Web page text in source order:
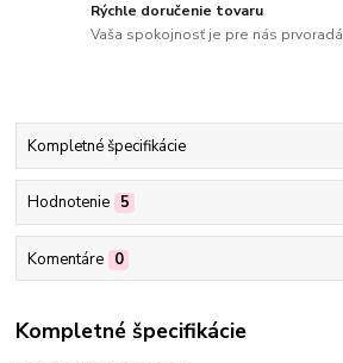
Rýchle doručenie tovaru
Vaša spokojnosť je pre nás prvoradá
Kompletné špecifikácie
Hodnotenie 5
Komentáre 0
Kompletné špecifikácie